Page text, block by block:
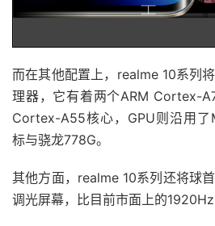
而在其他配置上，realme 10系列
理器，它有着两个ARM Cortex-
Cortex-A55核心，GPU则沿用
标与骁龙778G。
其他方面，realme 10系列还将球
调光屏幕，比目前市面上的1920Hz